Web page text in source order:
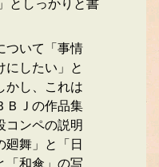
としっかりと書
ついて「事情
にしたい」と
かし、これは
ＢＪの作品集
コンペの説明
廻舞」と「日
「和傘」の写